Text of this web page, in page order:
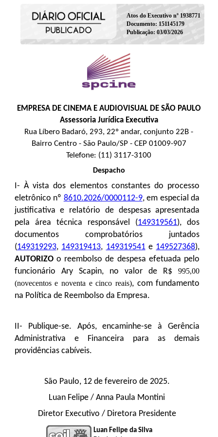
Atos do Executivo nº 1938771
Documento: 151145179
Publicação: 03/03/2026
EMPRESA DE CINEMA E AUDIOVISUAL DE SÃO PAULO
Assessoria Jurídica Executiva
Rua Líbero Badaró, 293, 22º andar, conjunto 22B -
Bairro Centro - São Paulo/SP - CEP 01009-907
Telefone: (11) 3117-3100
Despacho
I- À vista dos elementos constantes do processo
eletrônico nº 8610.2026/0000112-9, em especial da
justificativa e relatório de despesas apresentada
pela área técnica responsável (149319561), dos
documentos comprobatórios juntados
(149319293, 149319413, 149319541e 149527368),
AUTORIZOo reembolso de despesa efetuada pelo
funcionário Ary Scapin, no valor de R$995,00
(novecentos e noventa e cinco reais), com fundamento
na Política de Reembolso da Empresa.
II- Publique-se. Após, encaminhe-se à Gerência
Administrativa e Financeira para as demais
providências cabíveis.
São Paulo, 12 de fevereiro de 2025.
Luan Felipe / Anna Paula Montini
Diretor Executivo / Diretora Presidente
Luan Felipe da Silva